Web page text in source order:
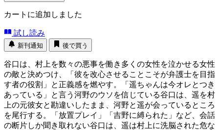
カートに追加しました
試し読み
新刊通知 後で買う
谷口は、村上を数々の悪事を働き多くの女性を泣かせる女性
の敵と決めつけ、「彼を改心させることこそが弁護士を目指
す者の役割」と正義感を燃やす。「遥ちゃんは今オレとつき
あっている」と言う河野のウソを信じている谷口は、遥を村
上の元彼女と勘違いしたまま、河野と遥が会っているところ
を尾行する。「放置プレイ」「吉野に縛られた」など、会話
の断片しか聞き取れない谷口は、遥は村上に洗脳された危な